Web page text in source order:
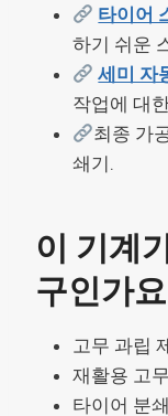
타이어
하기 쉬운
세미 자
작업에 대
최종 가
쇄기.
이 기계
구인가
고무 과립
재활용 고
타이어 분